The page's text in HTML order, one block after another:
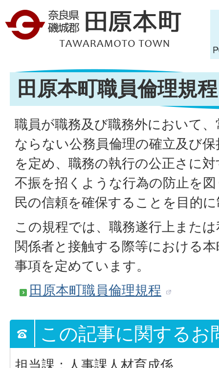
田原本町職員倫理規程
職員が職務及び職務外において
ならない公務員倫理の確立及び
を定め、職務の執行の公正さに
不振を招くような行為の防止を
民の信頼を確保することを目的
この規程では、職務遂行上また
関係者と接触する際等における
事項を定めています。
田原本町職員倫理規程
この記事に関するお
担当課：人事課人材育成係